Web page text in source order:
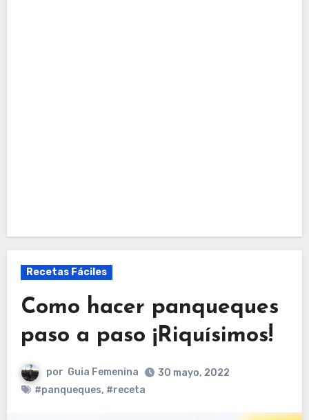
Recetas Fáciles
Como hacer panqueques
paso a paso ¡Riquísimos!
por Guia Femenina
30 mayo, 2022
#panqueques, #receta